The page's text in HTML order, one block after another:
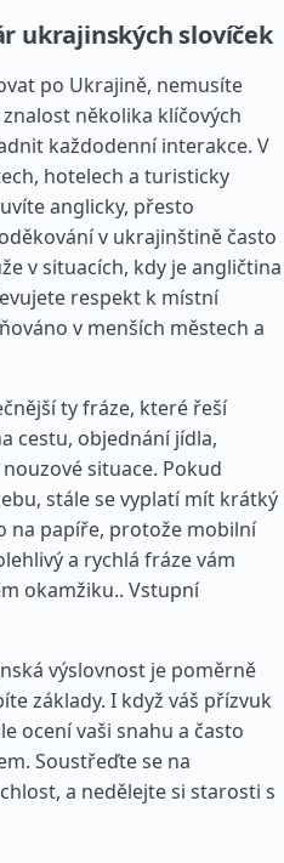
ukrajinských slovíček
po Ukrajině, nemusíte
několika klíčových
každodenní interakce. V
hotelech a turisticky
anglicky, přesto
v ukrajinštině často
v situacích, kdy je angličtina
respekt k místní
v menších městech a
ty fráze, které řeší
cestu, objednání jídla,
situace. Pokud
stále se vyplatí mít krátký
na papíře, protože mobilní
a rychlá fráze vám
okamžiku.. Vstupní
výslovnost je poměrně
základy. I když váš přízvuk
ocení vaši snahu a často
Soustřeďte se na
a nedělejte si starosti s